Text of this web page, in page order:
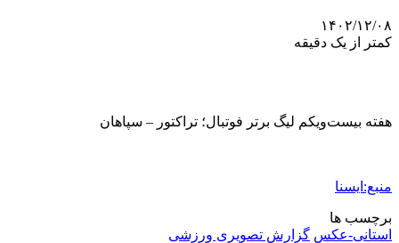
۱۴۰۲/۱۲/۰۸
کمتر از یک دقیقه
هفته بیست‌ویکم لیگ برتر فوتبال؛ تراکتور – سپاهان
منبع:ایسنا
برچسب ها
استانی-عکس گزارش تصویری ورزشی